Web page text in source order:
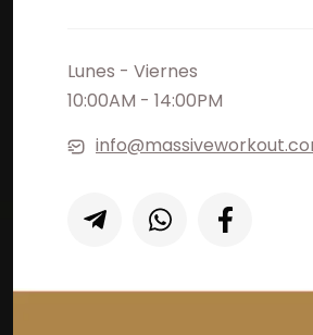
Lunes - Viernes
10:00AM - 14:00PM